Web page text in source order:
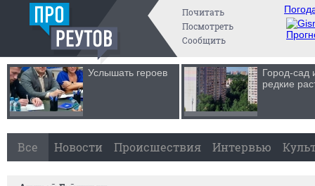
Почитать
Посмотреть
Сообщить
Услышать героев
Город-сад
редкие
Все Новости Происшествия Интервью